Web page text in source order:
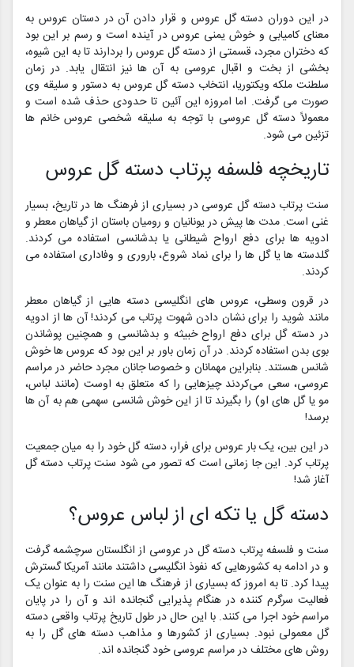
در این دوران دسته گل عروس و قرار دادن آن در دستان عروس به
معنای کامیابی و خوش یمنی عروس در آینده است و رسم بر این بود
که دختران مجرد، قسمتی از دسته گل عروس را بردارند تا به این شیوه،
بخشی از بخت و اقبال عروسی به‌ آن ها نیز انتقال یابد. در زمان
سلطنت ملکه ویکتوریا، انتخاب دسته گل عروس به دستور و سلیقه وی
صورت می‌ گرفت. اما امروزه این آئین تا حدودی حذف شده است و
معمولاً دسته گل عروسی با توجه به سلیقه شخصی عروس خانم ها
تزئین می‌ شود.
تاریخچه فلسفه پرتاب دسته گل عروس
سنت پرتاب دسته گل عروسی در بسیاری از فرهنگ ها در تاریخ، بسیار
غنی است. مدت‌ ها پیش در یونانیان و رومیان باستان از گیاهان معطر و
ادویه‌ ها برای دفع ارواح شیطانی یا بدشانسی استفاده می‌ کردند.
گلدسته‌ ها یا گل‌ ها را برای نماد شروع، باروری و وفاداری استفاده می
کردند.
در قرون وسطی، عروس‌ های انگلیسی دسته‌ هایی از گیاهان معطر
مانند شوید را برای نشان دادن شهوت پرتاب می‌ کردند! آن ها از ادویه
در دسته گل برای دفع ارواح خبیثه و بدشانسی و همچنین پوشاندن
بوی بدن استفاده کردند. در آن زمان باور بر این بود که عروس‌ ها خوش
شانس هستند. بنابراین مهمانان و خصوصا جانان مجرد حاضر در مراسم
عروسی، سعی می‌کردند چیزهایی را که متعلق به اوست (مانند لباس،
مو یا گل‌ های او) را بگیرند تا از این خوش شانسی سهمی هم به آن ها
برسد!
در این بین، یک بار عروس برای فرار، دسته گل خود را به میان جمعیت
پرتاب کرد. این جا زمانی است که تصور می شود سنت پرتاب دسته گل
آغاز شد!
دسته گل یا تکه ای از لباس عروس؟
سنت و فلسفه پرتاب دسته گل در عروسی از انگلستان سرچشمه گرفت
و در ادامه به کشورهایی که نفوذ انگلیسی داشتند مانند آمریکا گسترش
پیدا کرد. تا به امروز که بسیاری از فرهنگ ها این سنت را به عنوان یک
فعالیت سرگرم کننده در هنگام پذیرایی گنجانده اند و آن را در پایان
مراسم خود اجرا می کنند. با این حال در طول تاریخ پرتاب واقعی دسته
گل معمولی نبود. بسیاری از کشورها و مذاهب دسته های گل را به
روش های مختلف در مراسم عروسی خود گنجانده اند.